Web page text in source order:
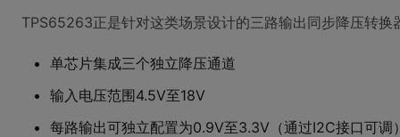
TPS65263正是针对这类场景设计的三路输出同步降压转换
单芯片集成三个独立降压通道
输入电压范围4.5V至18V
每路输出可独立配置为0.9V至3.3V（通过I2C接口可调